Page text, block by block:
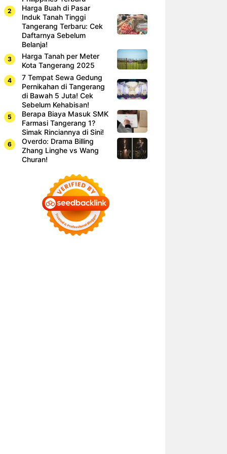
Harga Buah di Pasar
Induk Tanah Tinggi
Tangerang Terbaru: Cek
Daftarnya Sebelum
Belanja!
Harga Tanah per Meter
Kota Tangerang 2025
7 Tempat Sewa Gedung
Pernikahan di Tangerang
di Bawah 5 Juta! Cek
Sebelum Kehabisan!
Berapa Biaya Masuk SMK
Farmasi Tangerang 1?
Simak Rinciannya di Sini!
Overdo: Drama Billing
Zhang Linghe vs Wang
Churan!